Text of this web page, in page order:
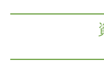
相続放棄 生命
生前対策 相続
医療過誤 損害
病院 転倒事故
インフォーム
相続放棄 大阪
遺留分侵害額
法律問題 奈良
医療過誤 大阪